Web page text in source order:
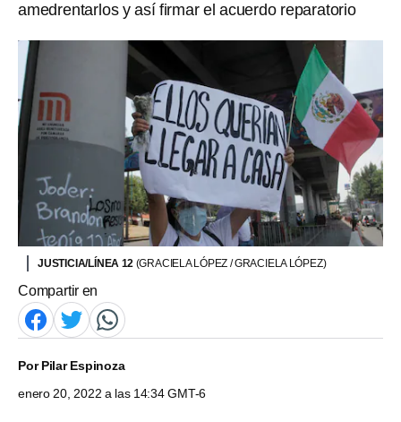
amedrentarlos y así firmar el acuerdo reparatorio
JUSTICIA/LÍNEA 12 (GRACIELA LÓPEZ / GRACIELA LÓPEZ)
Compartir en
PorPilar Espinoza
enero 20, 2022 a las 14:34 GMT-6